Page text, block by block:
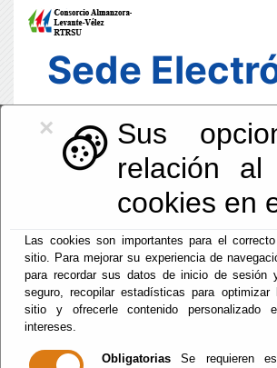
×
Sus
relación
cookies en
Las cookies son importantes para el correcto
sitio. Para mejorar su experiencia de
para recordar sus datos de inicio de sesión
seguro, recopilar estadísticas para optimizar
sitio y ofrecerle contenido personalizado
intereses.
Obligatorias Se requieren
Sede
06:13:08